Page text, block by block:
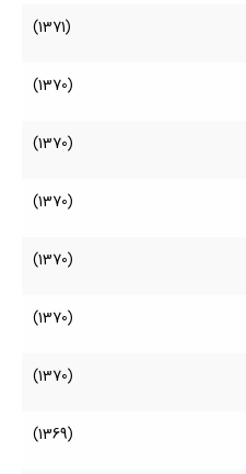
(1371)
(1370)
(1370)
(1370)
(1370)
(1370)
(1370)
(1369)